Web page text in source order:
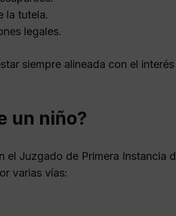
la tutela.
legales.
siempre alineada con el
un niño?
el Juzgado de Primera Instancia
varias vías: